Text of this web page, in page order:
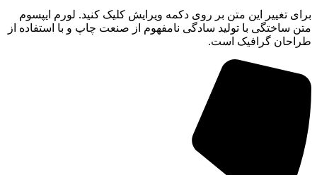
برای تغییر این متن بر روی دکمه ویرایش کلیک کنید. لورم ایپسوم
متن ساختگی با تولید سادگی نامفهوم از صنعت چاپ و با استفاده از
طراحان گرافیک است.